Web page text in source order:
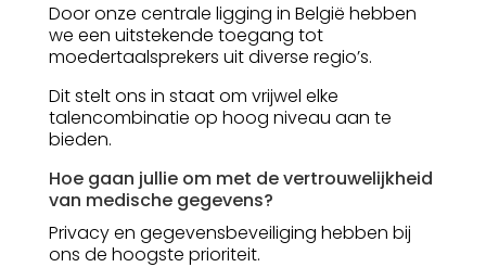
Door onze centrale ligging in België hebben
we een uitstekende toegang tot
moedertaalsprekers uit diverse regio’s.
Dit stelt ons in staat om vrijwel elke
talencombinatie op hoog niveau aan te
bieden.
Hoe gaan jullie om met de vertrouwelijkheid
van medische gegevens?
Privacy en gegevensbeveiliging hebben bij
ons de hoogste prioriteit.